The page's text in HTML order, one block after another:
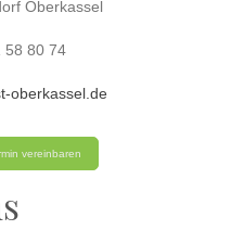
Oberkassel
58 80 74
oberkassel.de
vereinbaren